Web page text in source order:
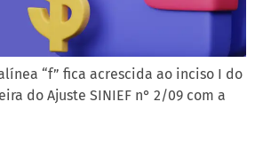
“f” fica acrescida ao inciso I do
do Ajuste SINIEF n° 2/09 com a